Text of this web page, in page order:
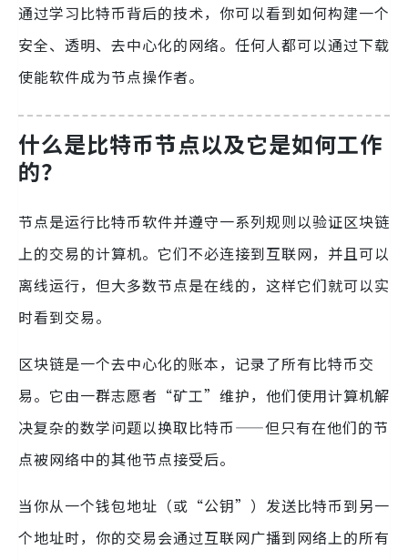
通过学习比特币背后的技术，你可以看到如何构建一个
安全、透明、去中心化的网络。任何人都可以通过下载
使能软件成为节点操作者。
什么是比特币节点以及它是如何工作
的？
节点是运行比特币软件并遵守一系列规则以验证区块链
上的交易的计算机。它们不必连接到互联网，并且可以
离线运行，但大多数节点是在线的，这样它们就可以实
时看到交易。
区块链是一个去中心化的账本，记录了所有比特币交
易。它由一群志愿者“矿工”维护，他们使用计算机解
决复杂的数学问题以换取比特币——但只有在他们的节
点被网络中的其他节点接受后。
当你从一个钱包地址（或“公钥”）发送比特币到另一
个地址时，你的交易会通过互联网广播到网络上的所有